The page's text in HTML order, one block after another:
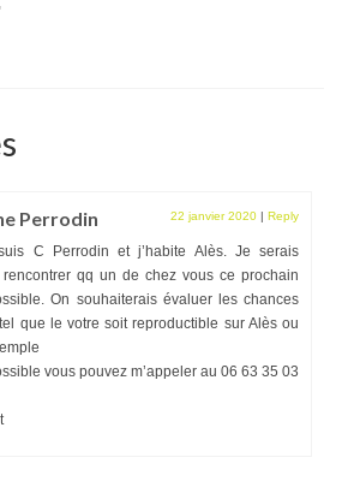
Perrodin 22 janvier 2020 | Reply
C Perrodin et j’habite Alès. Je serais
qq un de chez vous ce prochain
On souhaiterais évaluer les chances
que le votre soit reproductible sur Alès ou
vous pouvez m’appeler au 06 63 35 03